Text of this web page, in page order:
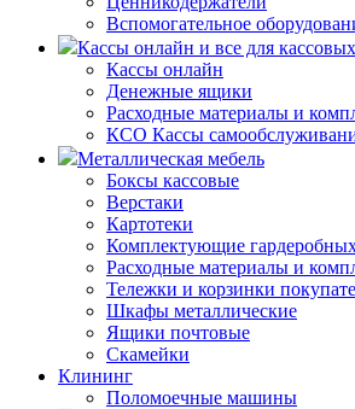
Вспомогательное
Кассы онлайн и все для
Кассы онлайн
Денежные ящики
Расходные материалы и
КСО Кассы
Металлическая мебель
Боксы кассовые
Верстаки
Картотеки
Комплектующие
Расходные материалы и
Тележки и корзинки
Шкафы металлические
Ящики почтовые
Скамейки
Клининг
Поломоечные машины